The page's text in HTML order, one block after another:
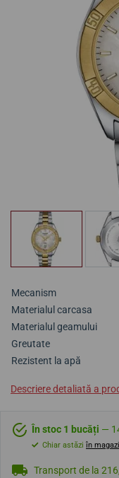
Mecanism
Materialul carcasa
Materialul geamului
Greutate
Rezistent la apă
Descriere detaliată a
În stoc 1 bucăți —
Chiar astăzi în
Transport de la